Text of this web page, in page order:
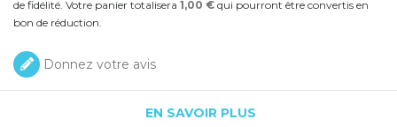
de fidélité. Votre panier totalisera 1,00 € qui pourront être convertis en
bon de réduction.
Donnez votre avis
EN SAVOIR PLUS